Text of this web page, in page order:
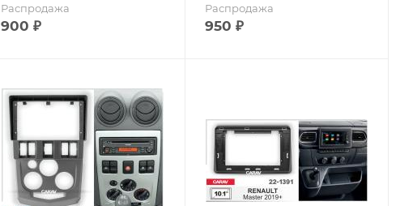
Распродажа
900 ₽
Распродажа
950 ₽